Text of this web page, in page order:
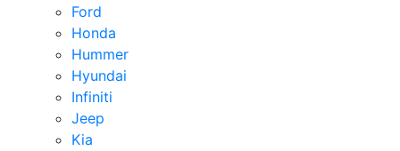
Ford
Honda
Hummer
Hyundai
Infiniti
Jeep
Kia